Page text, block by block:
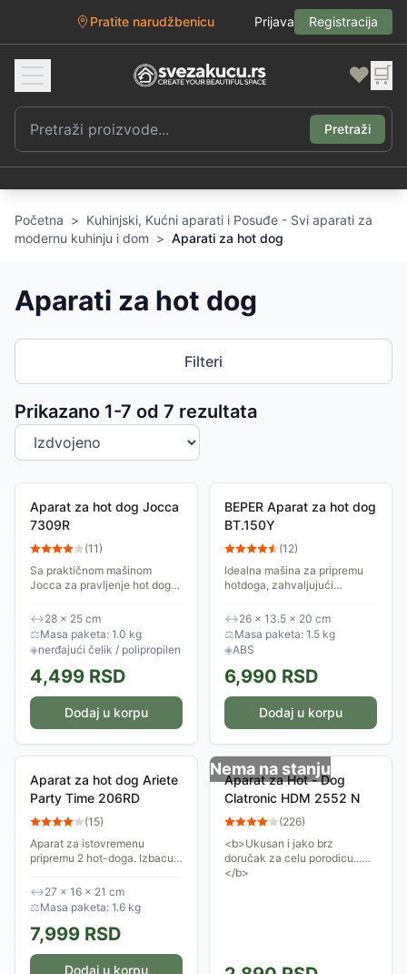
Pratite narudžbenicu Prijava Registracija
❤️ 🛒
Pretraži
Početna > Kuhinjski, Kućni aparati i Posuđe - Svi aparati za
modernu kuhinju i dom > Aparati za hot dog
Aparati za hot dog
Filteri
Prikazano 1-7 od 7 rezultata
Sortiranje proizvoda
Aparat za hot dog Jocca
7309R
(11)
Sa praktičnom mašinom
Jocca za pravljenje hot doga
porodičnih okupljanja.
Njegova upotreba je vrlo
jednostavna i čista.
↔28 × 25 cm
⚖Masa paketa: 1.0 kg
◈nerđajući čelik / polipropilen
4,499 RSD
Dodaj u korpu
BEPER Aparat za hot dog
BT.150Y
(12)
Idealna mašina za pripremu
hotdoga, zahvaljujući
dve kifle i dve viršle.
Poseduje 5 nivoa
podešavanja temperature sa...
↔26 × 13.5 × 20 cm
⚖Masa paketa: 1.5 kg
◈ABS
6,990 RSD
Dodaj u korpu
Aparat za hot dog Ariete
Party Time 206RD
(15)
Aparat za istovremenu
pripremu 2 hot-doga. Izbacuje
isključuje nakon završetka
odabranog ciklusa.
↔27 × 16 × 21 cm
⚖Masa paketa: 1.6 kg
7,999 RSD
Dodaj u korpu
Nema na stanju
Aparat za Hot - Dog
Clatronic HDM 2552 N
(226)
<b>Ukusan i jako brz
doručak za celu porodicu...
</b>